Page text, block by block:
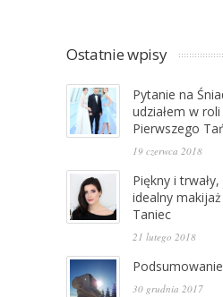
Ostatnie wpisy
Pytanie na
udziałem w
Pierwszego
19 czerwca 2018
Piękny i
idealny
Taniec
21 lutego 2018
30 grudnia 2017